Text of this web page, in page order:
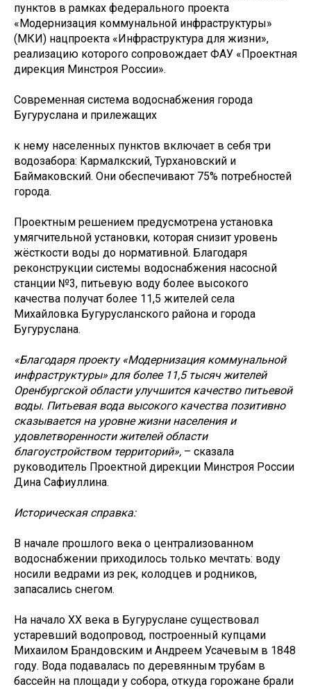
пунктов в рамках федерального проекта
«Модернизация коммунальной инфраструктуры»
(МКИ) нацпроекта «Инфраструктура для жизни»,
реализацию которого сопровождает ФАУ «Проектная
дирекция Минстроя России».
Современная система водоснабжения города
Бугуруслана и прилежащих
к нему населенных пунктов включает в себя три
водозабора: Кармалкский, Турхановский и
Баймаковский. Они обеспечивают 75% потребностей
города.
Проектным решением предусмотрена установка
умягчительной установки, которая снизит уровень
жёсткости воды до нормативной. Благодаря
реконструкции системы водоснабжения насосной
станции №3, питьевую воду более высокого
качества получат более 11,5 жителей села
Михайловка Бугурусланского района и города
Бугуруслана.
«Благодаря проекту «Модернизация коммунальной
инфраструктуры» для более 11,5 тысяч жителей
Оренбургской области улучшится качество питьевой
воды. Питьевая вода высокого качества позитивно
сказывается на уровне жизни населения и
удовлетворенности жителей области
благоустройством территорий», – сказала
руководитель Проектной дирекции Минстроя России
Дина Сафиуллина.
Историческая справка:
В начале прошлого века о централизованном
водоснабжении приходилось только мечтать: воду
носили ведрами из рек, колодцев и родников,
запасались снегом.
На начало XX века в Бугуруслане существовал
устаревший водопровод, построенный купцами
Михаилом Брандовским и Андреем Усачевым в 1848
году. Вода подавалась по деревянным трубам в
бассейн на площади у собора, откуда горожане брали